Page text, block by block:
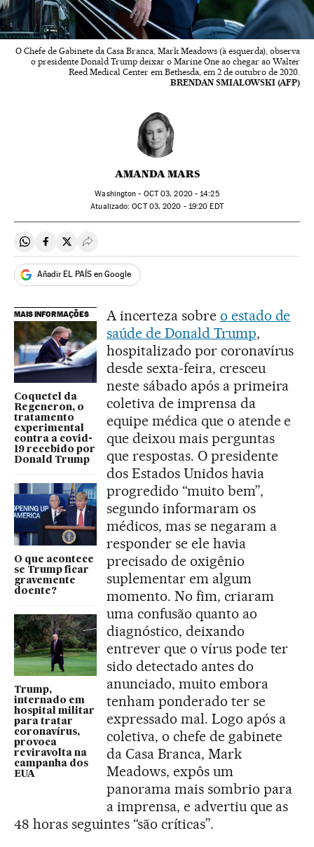
O Chefe de Gabinete da Casa Branca, Mark Meadows (à esquerda), observa
o presidente Donald Trump deixar o Marine One ao chegar ao Walter
Reed Medical Center em Bethesda, em 2 de outubro de 2020.
BRENDAN SMIALOWSKI (AFP)
AMANDA MARS
Washington - OCT03, 2020 - 14:25
atualizado: OCT03, 2020 - 19:20 EDT
Compartir en Whatsapp
Compartir en Facebook
Compartir en Twitter
Desplegar Redes Sociales
Añadir EL PAÍS en Google
MAIS INFORMAÇÕES
Coquetel da
Regeneron, o
tratamento
experimental
contra a covid-
19 recebido por
Donald Trump
O que acontece
se Trump ficar
gravemente
doente?
Trump,
internado em
hospital militar
para tratar
coronavírus,
provoca
reviravolta na
campanha dos
EUA
A incerteza sobre o estado de
saúde de Donald Trump,
hospitalizado por coronavírus
desde sexta-feira, cresceu
neste sábado após a primeira
coletiva de imprensa da
equipe médica que o atende e
que deixou mais perguntas
que respostas. O presidente
dos Estados Unidos havia
progredido “muito bem”,
segundo informaram os
médicos, mas se negaram a
responder se ele havia
precisado de oxigênio
suplementar em algum
momento. No fim, criaram
uma confusão quanto ao
diagnóstico, deixando
entrever que o vírus pode ter
sido detectado antes do
anunciado, muito embora
tenham ponderado ter se
expressado mal. Logo após a
coletiva, o chefe de gabinete
da Casa Branca, Mark
Meadows, expôs um
panorama mais sombrio para
a imprensa, e advertiu que as
48 horas seguintes “são críticas”.